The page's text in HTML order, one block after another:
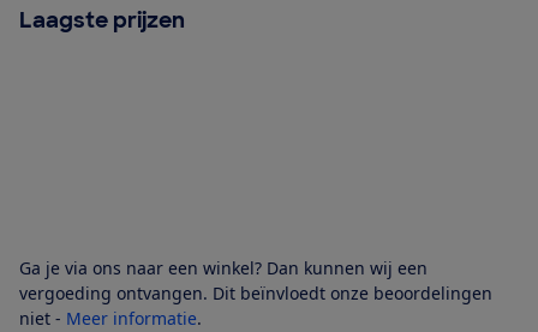
Laagste prijzen
Ga je via ons naar een winkel? Dan kunnen wij een
vergoeding ontvangen. Dit beïnvloedt onze beoordelingen
niet - Meer informatie.